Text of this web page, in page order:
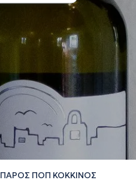
ΠΑΡΟΣ ΠΟΠ ΚΟΚΚΙΝΟΣ